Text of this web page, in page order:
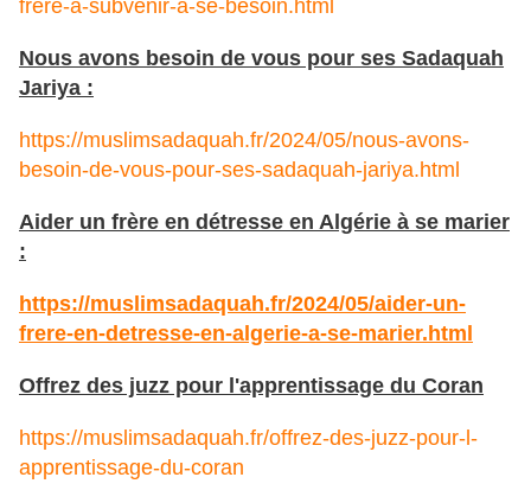
frere-a-subvenir-a-se-besoin.html
Nous avons besoin de vous pour ses Sadaquah
Jariya :
https://muslimsadaquah.fr/2024/05/nous-avons-
besoin-de-vous-pour-ses-sadaquah-jariya.html
Aider un frère en détresse en Algérie à se marier
:
https://muslimsadaquah.fr/2024/05/aider-un-
frere-en-detresse-en-algerie-a-se-marier.html
Offrez des juzz pour l'apprentissage du Coran
https://muslimsadaquah.fr/offrez-des-juzz-pour-l-
apprentissage-du-coran